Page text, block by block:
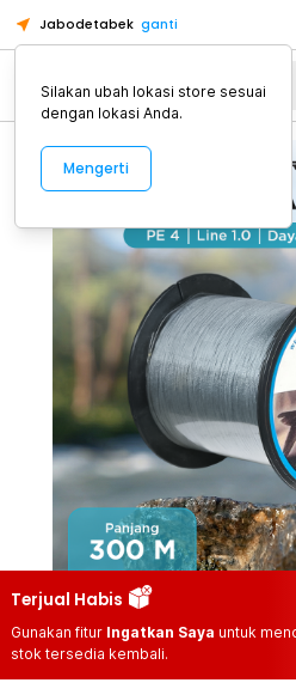
Jabodetabek ganti
Alat Kopi
Terjual Habis
Gunakan fitur Ingatkan Saya untuk
stok tersedia kembali.
Silakan ubah lokasi store sesuai
dengan lokasi Anda.
Mengerti